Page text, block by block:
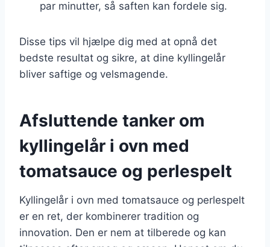
par minutter, så saften kan fordele sig.
Disse tips vil hjælpe dig med at opnå det
bedste resultat og sikre, at dine kyllingelår
bliver saftige og velsmagende.
Afsluttende tanker om
kyllingelår i ovn med
tomatsauce og perlespelt
Kyllingelår i ovn med tomatsauce og perlespelt
er en ret, der kombinerer tradition og
innovation. Den er nem at tilberede og kan